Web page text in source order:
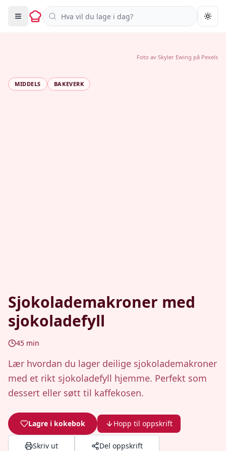
Søk i oppskrifter
MIDDELS BAKEVERK
Sjokolademakroner med
sjokoladefyll
45 min
Lær hvordan du lager deilige sjokolademakroner
med et rikt sjokoladefyll hjemme. Perfekt som
dessert eller søtt til kaffekosen.
Lagre i kokebok Hopp til oppskrift
Skriv ut Del oppskrift
Foto av Skyler Ewing på Pexels